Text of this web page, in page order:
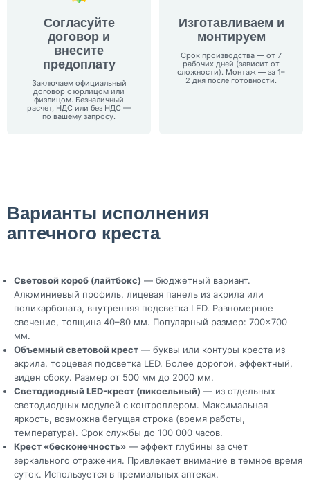
Согласуйте
договор и
внесите
предоплату
Заключаем официальный
договор с юрлицом или
физлицом. Безналичный
расчет, НДС или без НДС —
по вашему запросу.
Изготавливаем и
монтируем
Срок производства — от 7
рабочих дней (зависит от
сложности). Монтаж — за 1–
2 дня после готовности.
Варианты исполнения
аптечного креста
Световой короб (лайтбокс) — бюджетный вариант.
Алюминиевый профиль, лицевая панель из акрила или
поликарбоната, внутренняя подсветка LED. Равномерное
свечение, толщина 40–80 мм. Популярный размер: 700×700
мм.
Объемный световой крест — буквы или контуры креста из
акрила, торцевая подсветка LED. Более дорогой, эффектный,
виден сбоку. Размер от 500 мм до 2000 мм.
Светодиодный LED-крест (пиксельный) — из отдельных
светодиодных модулей с контроллером. Максимальная
яркость, возможна бегущая строка (время работы,
температура). Срок службы до 100 000 часов.
Крест «бесконечность» — эффект глубины за счет
зеркального отражения. Привлекает внимание в темное время
суток. Используется в премиальных аптеках.